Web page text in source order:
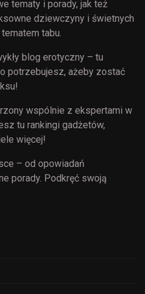
tematy i porady, jak też
dziewczyny i świetnych
tabu.
blog erotyczny – tu
potrzebujesz, ażeby zostać
wspólnie z ekspertami w
tu rankingi gadżetów,
więcej!
– od opowiadań
porady. Podkręć swoją